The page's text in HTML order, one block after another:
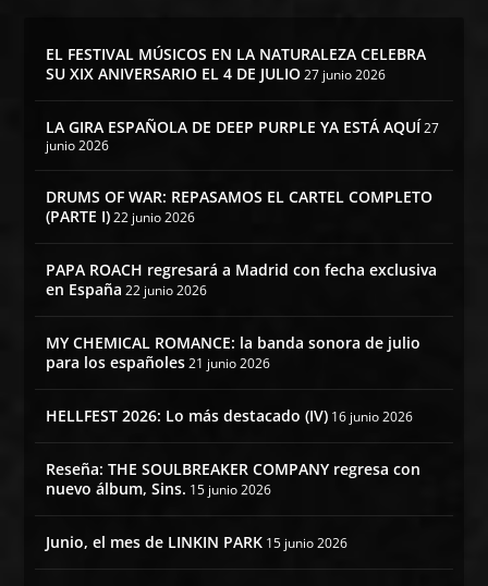
EL FESTIVAL MÚSICOS EN LA NATURALEZA CELEBRA
SU XIX ANIVERSARIO EL 4 DE JULIO 27 junio 2026
LA GIRA ESPAÑOLA DE DEEP PURPLE YA ESTÁ AQUÍ 27
junio 2026
DRUMS OF WAR: REPASAMOS EL CARTEL COMPLETO
(PARTE I) 22 junio 2026
PAPA ROACH regresará a Madrid con fecha exclusiva
en España 22 junio 2026
MY CHEMICAL ROMANCE: la banda sonora de julio
para los españoles 21 junio 2026
HELLFEST 2026: Lo más destacado (IV) 16 junio 2026
Reseña: THE SOULBREAKER COMPANY regresa con
nuevo álbum, Sins. 15 junio 2026
Junio, el mes de LINKIN PARK 15 junio 2026